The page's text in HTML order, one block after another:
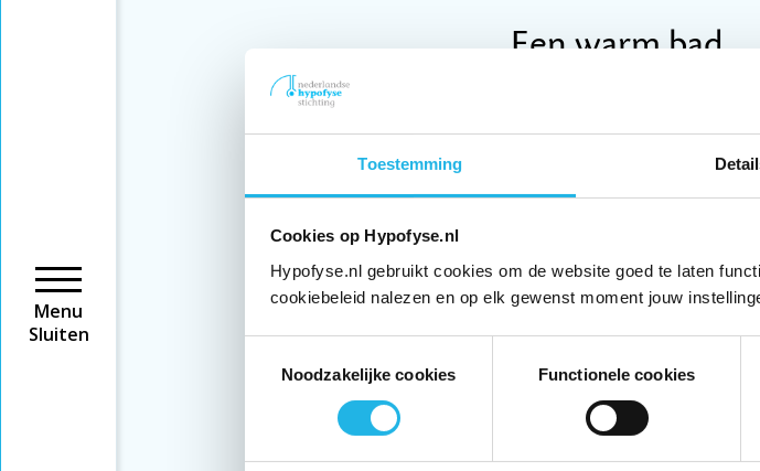
Toestemming
Cookies op Hypofyse.nl
Hypofyse.nl gebruikt cookies om de website goed te laten
cookiebeleid nalezen en op elk gewenst moment jouw
Noodzakelijke cookies
Functionele cookies
Menu
Sluiten
Een warm bad
Ondanks alle beperkingen
Hypofyse Stichting.
lotgenotencontact. ‘Op die
Daarom besloot ik niet
ook te coördineren voor de
manier voor onderling
Insuline